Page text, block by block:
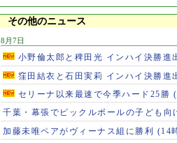
その他のニュース
8月7日
小野倫太郎と稗田光 インハイ決勝進
窪田結衣と石田実莉 インハイ決勝進
セリーナ以来最速で今季ハード25勝
千葉・幕張でピックルボールの子ども向
加藤未唯ペアがヴィーナス組に勝利 (14